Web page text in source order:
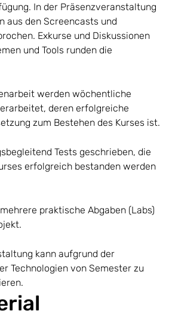
In der Präsenzveranstaltung
aus den Screencasts und
Exkurse und Diskussionen
und Tools runden die
werden wöchentliche
deren erfolgreiche
zum Bestehen des Kurses ist.
Tests geschrieben, die
erfolgreich bestanden werden
praktische Abgaben (Labs)
kann aufgrund der
Technologien von Semester zu